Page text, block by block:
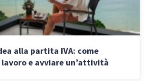
alla partita IVA: come
e avviare un’attività